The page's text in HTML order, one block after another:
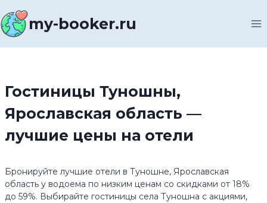
к
содержимомуmy-booker.ru
Гостиницы Туношны,
Ярославская область —
лучшие цены на отели
Бронируйте лучшие отели в Туношне, Ярославская
область у водоема по низким ценам со скидками от 18%
до 59%. Выбирайте гостиницы села Туношна с акциями,